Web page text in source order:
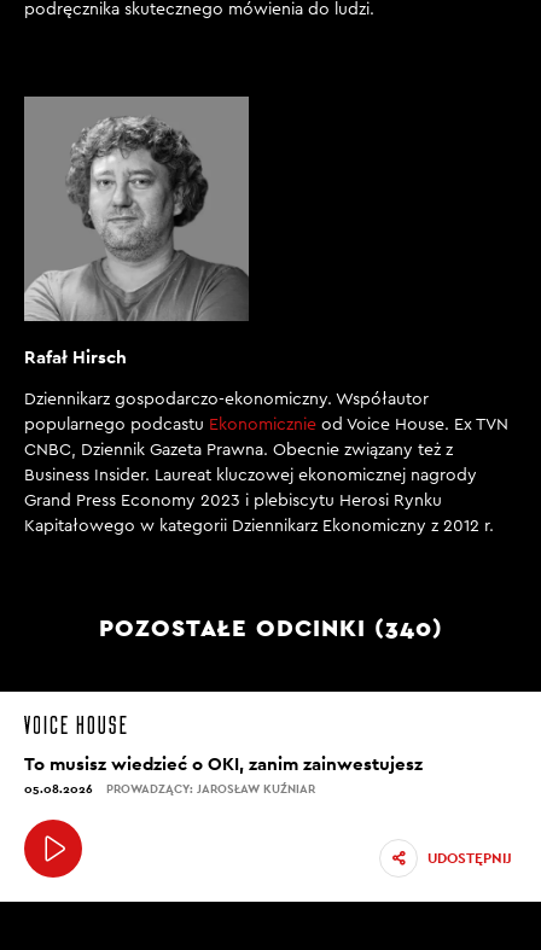
podręcznika skutecznego mówienia do ludzi.
Rafał Hirsch
Dziennikarz gospodarczo-ekonomiczny. Współautor
popularnego podcastu Ekonomicznie od Voice House. Ex TVN
CNBC, Dziennik Gazeta Prawna. Obecnie związany też z
Business Insider. Laureat kluczowej ekonomicznej nagrody
Grand Press Economy 2023 i plebiscytu Herosi Rynku
Kapitałowego w kategorii Dziennikarz Ekonomiczny z 2012 r.
POZOSTAŁE ODCINKI (340)
To musisz wiedzieć o OKI, zanim zainwestujesz
05.08.2026 PROWADZĄCY: JAROSŁAW KUŹNIAR
UDOSTĘPNIJ